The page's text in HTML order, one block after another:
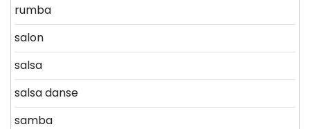
rumba
salon
salsa
salsa danse
samba